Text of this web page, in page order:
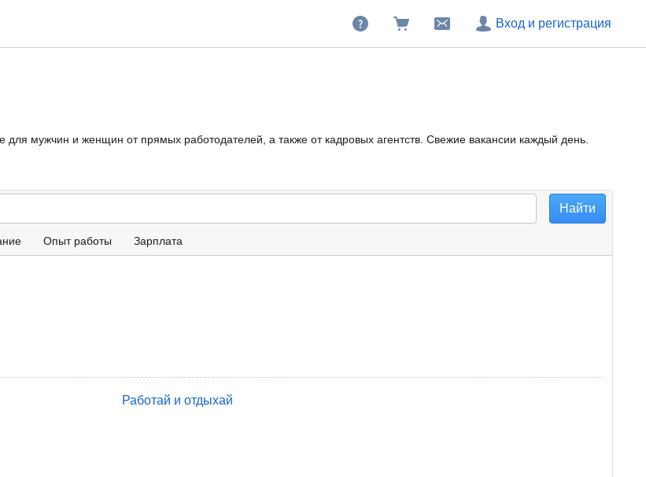
Вход и регистрация
мужчин и женщин от прямых работодателей, а также от кадровых агентств. Свежие вакансии каждый день.
Опыт работы Зарплата
Работай и отдыхай